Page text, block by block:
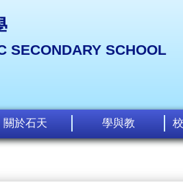
SECONDARY SCHOOL
關於石天 學與教